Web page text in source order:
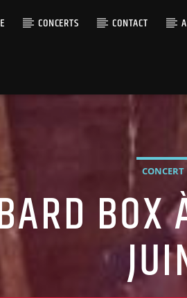
CONCERTS CONTACT
CONCERT